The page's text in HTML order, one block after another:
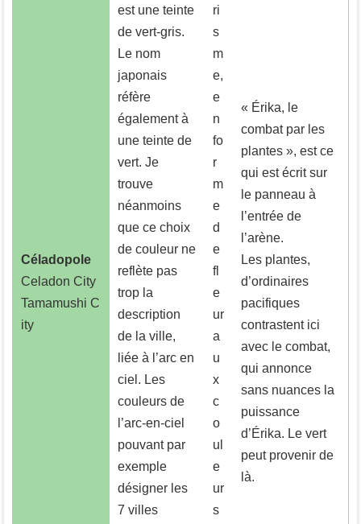
Céladopole
Celadon City
Tamamushi C
ity
est une teinte
de vert-gris.
Le nom
japonais
réfère
également à
une teinte de
vert. Je
trouve
néanmoins
que ce choix
de couleur ne
reflète pas
trop la
description
de la ville,
liée à l’arc en
ciel. Les
couleurs de
l’arc-en-ciel
pouvant par
exemple
désigner les
7 villes
ri
s
m
e,
e
n
fo
r
m
e
d
e
fl
e
ur
a
u
x
c
o
ul
e
ur
s
« Érika, le
combat par les
plantes », est ce
qui est écrit sur
le panneau à
l’entrée de
l’arène.
Les plantes,
d’ordinaires
pacifiques
contrastent ici
avec le combat,
qui annonce
sans nuances la
puissance
d’Érika. Le vert
peut provenir de
là.